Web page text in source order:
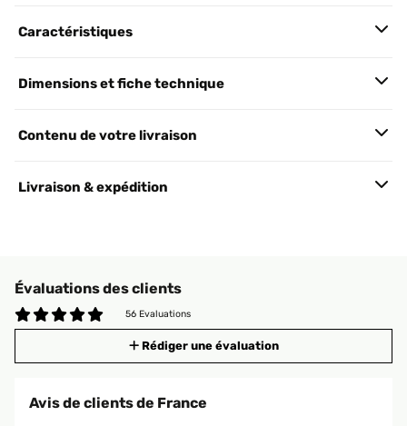
Caractéristiques
Dimensions et fiche technique
Contenu de votre livraison
Livraison & expédition
Évaluations des clients
56 Evaluations
Rédiger une évaluation
Avis de clients de France